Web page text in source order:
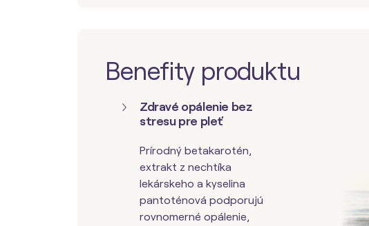
Benefity produktu
Zdravé opálenie bez
stresu pre pleť
Prírodný betakarotén,
extrakt z nechtíka
lekárskeho a kyselina
pantoténová podporujú
rovnomerné opálenie,